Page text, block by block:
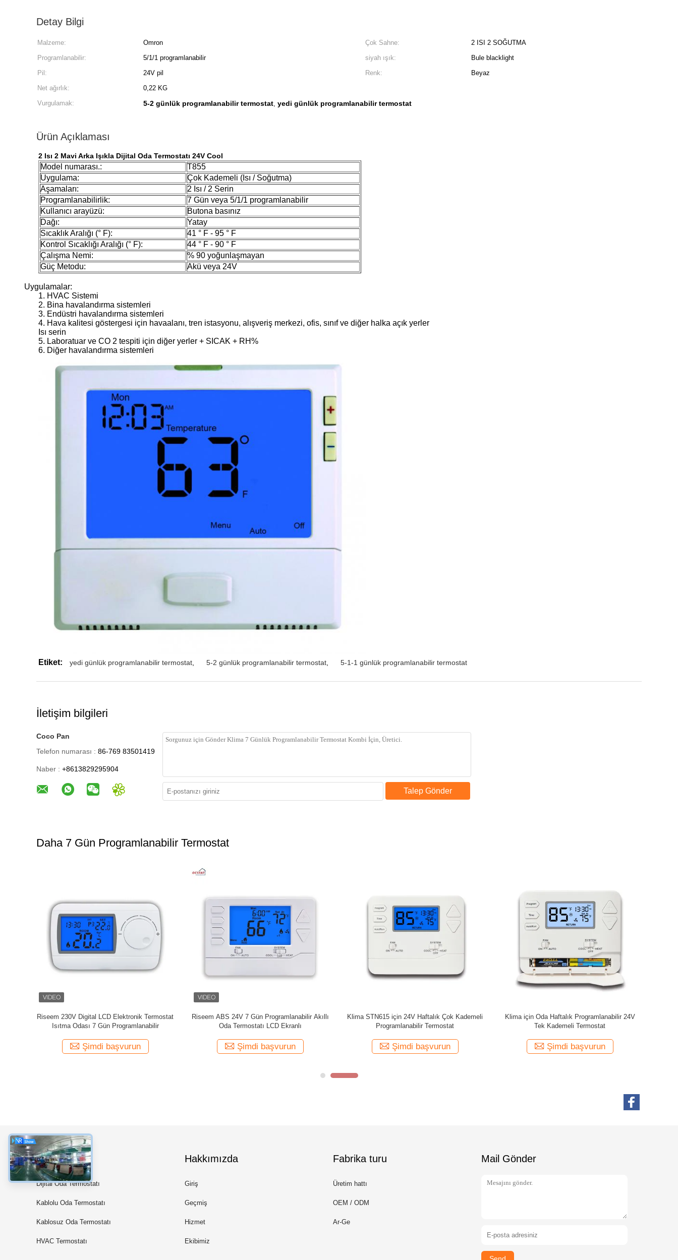
Detay Bilgi
Malzeme: Omron Çok Sahne:
2 ISI 2 SOĞUTMA
Programlanabilir:
5/1/1 programlanabilir siyah ışık:
Bule blacklight
Pil:
24V pil Renk:
Beyaz
Net ağırlık:
0,22 KG
Vurgulamak:
5-2 günlük programlanabilir termostat, yedi günlük programlanabilir termostat
Ürün Açıklaması
2 Isı 2 Mavi Arka Işıkla Dijital Oda Termostatı 24V Cool
Model numarası.:
T855
Uygulama:
Çok Kademeli (Isı / Soğutma)
Aşamaları:
2 Isı / 2 Serin
Programlanabilirlik:
7 Gün veya 5/1/1 programlanabilir
Kullanıcı arayüzü:
Butona basınız
Dağı:
Yatay
Sıcaklık Aralığı (° F):
41 ° F - 95 ° F
Kontrol Sıcaklığı Aralığı (° F):
44 ° F - 90 ° F
Çalışma Nemi:
% 90 yoğunlaşmayan
Güç Metodu:
Akü veya 24V
Uygulamalar:
1. HVAC Sistemi
2. Bina havalandırma sistemleri
3. Endüstri havalandırma sistemleri
4. Hava kalitesi göstergesi için havaalanı, tren istasyonu, alışveriş merkezi, ofis, sınıf ve diğer halka açık yerler
Isı serin
5. Laboratuar ve CO 2 tespiti için diğer yerler + SICAK + RH%
6. Diğer havalandırma sistemleri
Etiket: yedi günlük programlanabilir termostat 5-2 günlük programlanabilir termostat 5-1-1 günlük programlanabilir termostat
İletişim bilgileri
Coco Pan
Telefon numarası : 86-769 83501419
Naber : +8613829295904
Talep Gönder
Daha 7 Gün Programlanabilir Termostat
Klima Odası Yedi Gün Programlanabilir
Termostat
Şimdi başvurun
Dijital LCD Ekranı 7 Gün Programlanabilir
Termostat Isıtma Soğutma Sistemi
Şimdi başvurun
Çift Fonksiyonlu Elektronik Oda Termometresi,
Seven Day Programlanabilir Termostat
Şimdi başvurun
24V Isı Pompası Haftalık Programlanabilir Oda
Termostatı Otomatik Değiştirme
Şimdi başvurun
Kategoriler
Dijital Oda Termostatı
Kablolu Oda Termostatı
Kablosuz Oda Termostatı
HVAC Termostatı
Hakkımızda
Giriş
Geçmiş
Hizmet
Ekibimiz
Fabrika turu
Üretim hattı
OEM / ODM
Ar-Ge
Mail Gönder
Send